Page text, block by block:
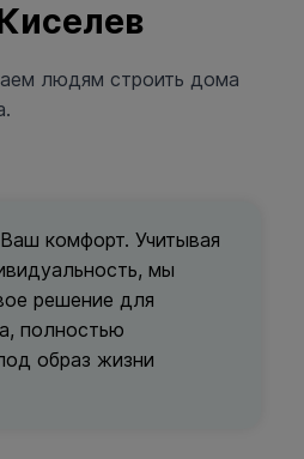
людям строить дома
комфорт. Учитывая
мы
решение для
полностью
образ жизни